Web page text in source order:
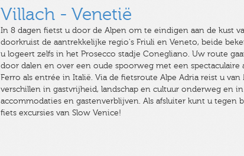
Villach - Venetië
In 8 dagen fietst u door de Alpen om te eindigen aan de kust
doorkruist de aantrekkelijke regio's Friuli en Veneto, beide
u logeert zelfs in het Prosecco stadje Conegliano. Uw route
door dalen en over een oude spoorweg met een spectaculaire
Ferro als entrée in Italië. Via de fietsroute Alpe Adria reist u
verschillen in gastvrijheid, landschap en cultuur onderweg en
accommodaties en gastenverblijven. Als afsluiter kunt u tegen
fiets excursies van Slow Venice!